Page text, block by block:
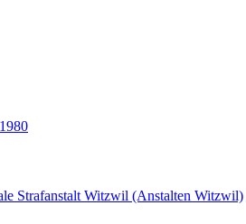
Strafanstalt Witzwil (Anstalten Witzwil)